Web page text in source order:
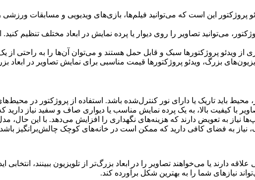
پروژکتور این است که می‌توانید فیلم‌ها، بازی‌های ویدیویی و مسابقات ورزشی
می‌توانید تصاویر را روی دیوار یا پرده نمایش در ابعاد مختلف تنظیم
از ویدئو پروژکتورها سبک و قابل حمل هستند و می‌توان آن‌ها را به راحتی از
بزرگ، ویدئو پروژکتورها قیمت مناسبی برای نمایش تصاویر در ابعاد
محیط باید تاریک یا دارای نور کنترل‌شده باشد. استفاده از پروژکتور در
با کیفیت بالا، به یک پرده نمایش مناسب یا دیواری صاف و سفید نیاز
نیاز به تعویض دارند که هزینه‌های نگهداری را افزایش می‌دهد. با این حال،
نیاز به فضای کافی دارید که ممکن است در خانه‌های کوچک چالش‌برانگیز
دارند یا می‌خواهند تصاویر را در ابعاد بزرگ‌تر از تلویزیون ببینند،
نیازهای شما را به بهترین شکل برآورده کند.